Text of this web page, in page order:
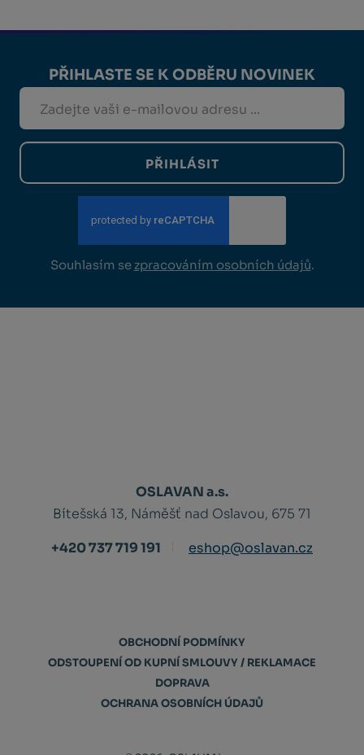
PŘIHLASTE SE K ODBĚRU NOVINEK
PŘIHLÁSIT
Souhlasím se zpracováním osobních údajů.
OSLAVAN a.s.
Bítešská 13, Náměšť nad Oslavou, 675 71
+420 737 719 191
eshop@oslavan.cz
OBCHODNÍ PODMÍNKY
ODSTOUPENÍ OD KUPNÍ SMLOUVY / REKLAMACE
DOPRAVA
OCHRANA OSOBNÍCH ÚDAJŮ